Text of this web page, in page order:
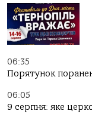
06:35
Порятунок
06:05
9 серпня: яке